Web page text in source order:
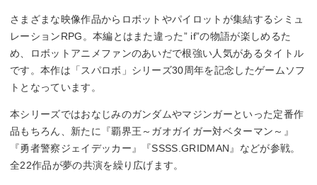
さまざまな映像作品からロボットやパイロットが集結するシミュ
レーションRPG。本編とはまた違った” if”の物語が楽しめるた
め、ロボットアニメファンのあいだで根強い人気があるタイトル
です。本作は「スパロボ」シリーズ30周年を記念したゲームソフ
トとなっています。
本シリーズではおなじみのガンダムやマジンガーといった定番作
品もちろん、新たに『覇界王～ガオガイガー対ベターマン～』
『勇者警察ジェイデッカー』『SSSS.GRIDMAN』などが参戦。
全22作品が夢の共演を繰り広げます。